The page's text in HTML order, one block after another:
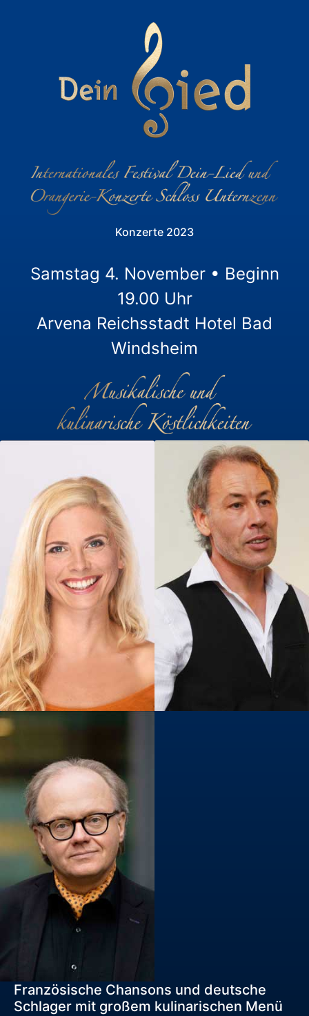
Konzerte 2023
Samstag 4. November • Beginn
19.00 Uhr
Arvena Reichsstadt Hotel Bad
Windsheim
Französische Chansons und deutsche
Schlager mit großem kulinarischen Menü